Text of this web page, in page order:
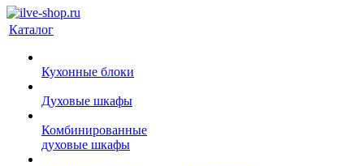
Каталог
Кухонные блоки
Духовые шкафы
Комбинированные
духовые шкафы